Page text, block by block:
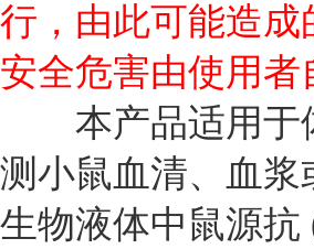
行，由此可能造成
安全危害由使用者
本产品适用于
测小鼠血清、血浆
生物液体中鼠源抗